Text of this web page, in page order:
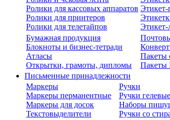
Ролики для кассовых аппаратов
Ролики для принтеров
Ролики для телетайпов
Этикет-
Этикет-
Бумажная продукция
Блокноты и бизнес-тетради
Атласы
Открытки, грамоты, дипломы
Пакеты
Пакеты
Письменные принадлежности
Маркеры
Маркеры перманентные
Маркеры для досок
Текстовыделители
Ручки
Ручки гелевые
Наборы
Ручки со